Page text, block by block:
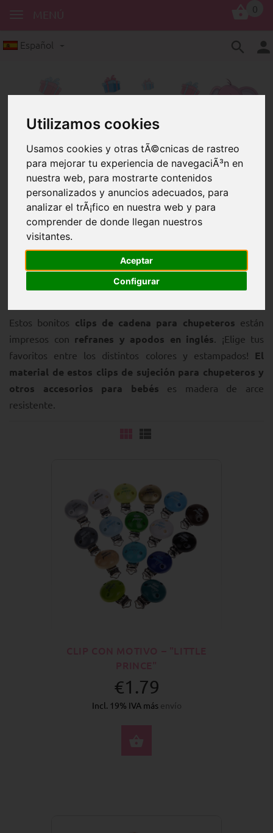
Utilizamos cookies
Usamos cookies y otras tÃ©cnicas de rastreo
para mejorar tu experiencia de navegaciÃ³n en
nuestra web, para mostrarte contenidos
personalizados y anuncios adecuados, para
analizar el trÃ¡fico en nuestra web y para
comprender de donde llegan nuestros
visitantes.
Aceptar
Configurar
Español
Clip Inglés
Clips de motivos con palabras en
inglés
Estos bonitos clips de cadena para chupeteros están
impresos con refranes y apodos en inglés . ¡Elige tus
favoritos entre los distintos colores y estampados! El
material de estos clips de sujeción para chupeteros y
otros accesorios para bebés es madera de arce
resistente.
€1.79
Incl. 19% IVA más envío